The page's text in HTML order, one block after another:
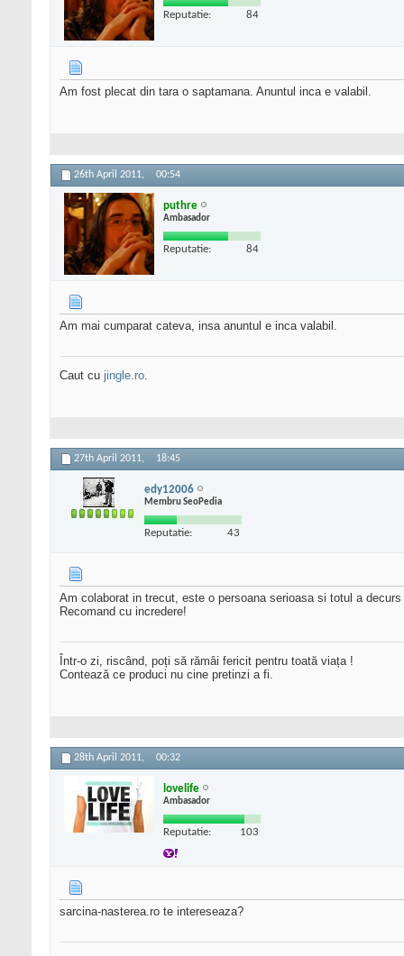
Reputatie: 84
Am fost plecat din tara o saptamana. Anuntul inca e valabil.
26th April 2011, 00:54
puthre
Ambasador
Reputatie: 84
Am mai cumparat cateva, insa anuntul e inca valabil.
Caut cu jingle.ro.
27th April 2011, 18:45
edy12006
Membru SeoPedia
Reputatie: 43
Am colaborat in trecut, este o persoana serioasa si totul a
Recomand cu incredere!
Într-o zi, riscând, poți să rămâi fericit pentru toată viața !
Contează ce produci nu cine pretinzi a fi.
28th April 2011, 00:32
lovelife
Ambasador
Reputatie: 103
sarcina-nasterea.ro te intereseaza?